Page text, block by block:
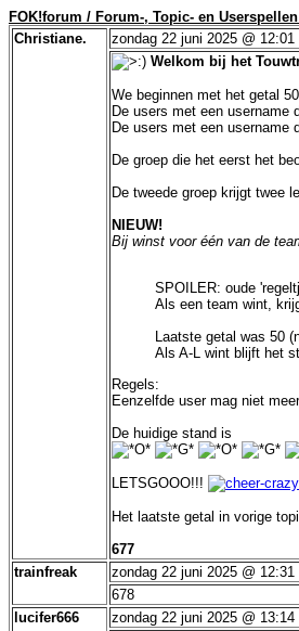
FOK!forum / Forum-, Topic- en
Christiane.
zondag 22 juni 2025 @ 12:01
Welkom bij het
We beginnen met het getal
De users met een username
De users met een username
De groep die het eerst het
De tweede groep krijgt twee
NIEUW!
Bij winst voor één van de
SPOILER: oude
Als een team wint,
Laatste getal was 50
Als A-L wint blijft het
Regels:
Eenzelfde user mag niet
De huidige stand is
LETSGOOO!!!
Het laatste getal in vorige
677
trainfreak
zondag 22 juni 2025 @ 12:31
678
lucifer666
zondag 22 juni 2025 @ 13:14